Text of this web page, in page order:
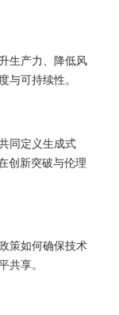
生产力、降低风
可持续性。
同定义生成式
创新突破与伦理
策如何确保技术
享。